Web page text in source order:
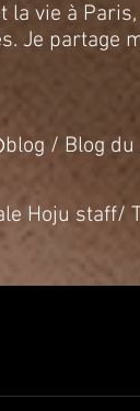
vie à
Je partage
/ Blog du
Hoju staff/